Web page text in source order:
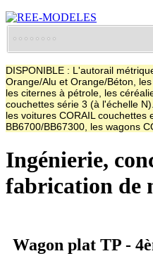
DISPONIBLE : L'autorail
Orange/Alu et Orange/Béton,
les citernes à pétrole, les
couchettes série 3 (à l'échelle
les voitures CORAIL couchettes
BB6700/BB67300, les wagons
Ingénierie,
fabrication de
Wagon plat TP -